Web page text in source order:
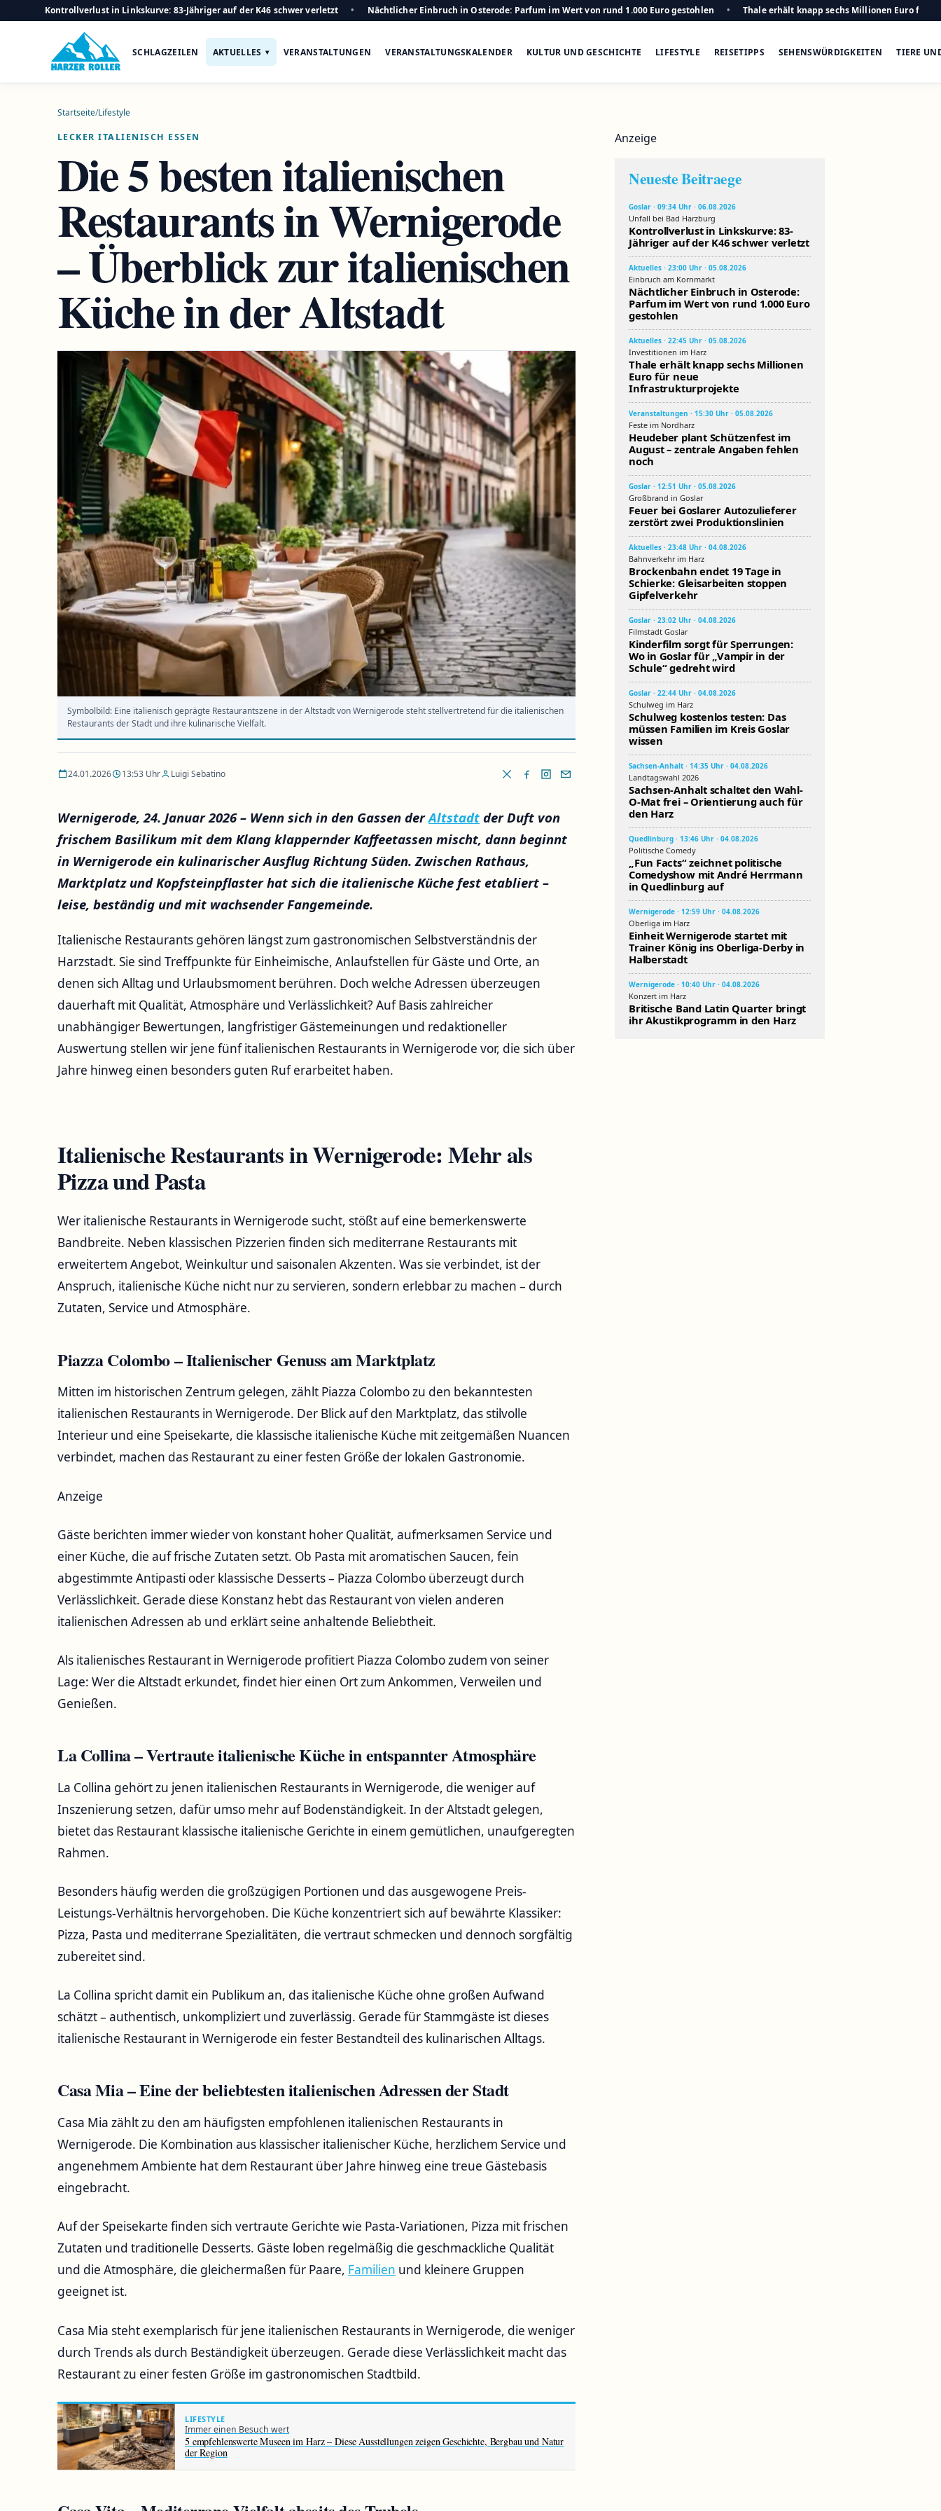
Kontrollverlust in Linkskurve: 83-Jähriger auf der K46 schwer verletzt Nächtlicher Einbruch in Osterode: Parfum im Wert von rund 1.000 Euro gestohlen Thale erhält knapp sechs Millionen Euro für
SCHLAGZEILEN AKTUELLES VERANSTALTUNGEN VERANSTALTUNGSKALENDER KULTUR UND GESCHICHTE LIFESTYLE REISETIPPS SEHENSWÜRDIGKEITEN TIERE
Startseite/Lifestyle
LECKER ITALIENISCH ESSEN
Die 5 besten italienischen
Restaurants in Wernigerode
– Überblick zur italienischen
Küche in der Altstadt
Symbolbild: Eine italienisch geprägte Restaurantszene in der Altstadt von Wernigerode steht stellvertretend für die italienischen
Restaurants der Stadt und ihre kulinarische Vielfalt.
24.01.2026 13:53 Uhr Luigi Sebatino
Wernigerode, 24. Januar 2026 – Wenn sich in den Gassen derAltstadt der Duft von
frischem Basilikum mit dem Klang klappernder Kaffeetassen mischt, dann beginnt
in Wernigerode ein kulinarischer Ausflug Richtung Süden. Zwischen Rathaus,
Marktplatz und Kopfsteinpflaster hat sich die italienische Küche fest etabliert –
leise, beständig und mit wachsender Fangemeinde.
Italienische Restaurants gehören längst zum gastronomischen Selbstverständnis der
Harzstadt. Sie sind Treffpunkte für Einheimische, Anlaufstellen für Gäste und Orte, an
denen sich Alltag und Urlaubsmoment berühren. Doch welche Adressen überzeugen
dauerhaft mit Qualität, Atmosphäre und Verlässlichkeit? Auf Basis zahlreicher
unabhängiger Bewertungen, langfristiger Gästemeinungen und redaktioneller
Auswertung stellen wir jene fünf italienischen Restaurants in Wernigerode vor, die sich über
Jahre hinweg einen besonders guten Ruf erarbeitet haben.
Italienische Restaurants in Wernigerode: Mehr als
Pizza und Pasta
Wer italienische Restaurants in Wernigerode sucht, stößt auf eine bemerkenswerte
Bandbreite. Neben klassischen Pizzerien finden sich mediterrane Restaurants mit
erweitertem Angebot, Weinkultur und saisonalen Akzenten. Was sie verbindet, ist der
Anspruch, italienische Küche nicht nur zu servieren, sondern erlebbar zu machen – durch
Zutaten, Service und Atmosphäre.
Piazza Colombo – Italienischer Genuss am Marktplatz
Mitten im historischen Zentrum gelegen, zählt Piazza Colombo zu den bekanntesten
italienischen Restaurants in Wernigerode. Der Blick auf den Marktplatz, das stilvolle
Interieur und eine Speisekarte, die klassische italienische Küche mit zeitgemäßen Nuancen
verbindet, machen das Restaurant zu einer festen Größe der lokalen Gastronomie.
Anzeige
Gäste berichten immer wieder von konstant hoher Qualität, aufmerksamen Service und
einer Küche, die auf frische Zutaten setzt. Ob Pasta mit aromatischen Saucen, fein
abgestimmte Antipasti oder klassische Desserts – Piazza Colombo überzeugt durch
Verlässlichkeit. Gerade diese Konstanz hebt das Restaurant von vielen anderen
italienischen Adressen ab und erklärt seine anhaltende Beliebtheit.
Als italienisches Restaurant in Wernigerode profitiert Piazza Colombo zudem von seiner
Lage: Wer die Altstadt erkundet, findet hier einen Ort zum Ankommen, Verweilen und
Genießen.
La Collina – Vertraute italienische Küche in entspannter Atmosphäre
La Collina gehört zu jenen italienischen Restaurants in Wernigerode, die weniger auf
Inszenierung setzen, dafür umso mehr auf Bodenständigkeit. In der Altstadt gelegen,
bietet das Restaurant klassische italienische Gerichte in einem gemütlichen, unaufgeregten
Rahmen.
Besonders häufig werden die großzügigen Portionen und das ausgewogene Preis-
Leistungs-Verhältnis hervorgehoben. Die Küche konzentriert sich auf bewährte Klassiker:
Pizza, Pasta und mediterrane Spezialitäten, die vertraut schmecken und dennoch sorgfältig
zubereitet sind.
La Collina spricht damit ein Publikum an, das italienische Küche ohne großen Aufwand
schätzt – authentisch, unkompliziert und zuverlässig. Gerade für Stammgäste ist dieses
italienische Restaurant in Wernigerode ein fester Bestandteil des kulinarischen Alltags.
Casa Mia – Eine der beliebtesten italienischen Adressen der Stadt
Casa Mia zählt zu den am häufigsten empfohlenen italienischen Restaurants in
Wernigerode. Die Kombination aus klassischer italienischer Küche, herzlichem Service und
angenehmem Ambiente hat dem Restaurant über Jahre hinweg eine treue Gästebasis
eingebracht.
Auf der Speisekarte finden sich vertraute Gerichte wie Pasta-Variationen, Pizza mit frischen
Zutaten und traditionelle Desserts. Gäste loben regelmäßig die geschmackliche Qualität
und die Atmosphäre, die gleichermaßen für Paare, Familien und kleinere Gruppen
geeignet ist.
Casa Mia steht exemplarisch für jene italienischen Restaurants in Wernigerode, die weniger
durch Trends als durch Beständigkeit überzeugen. Gerade diese Verlässlichkeit macht das
Restaurant zu einer festen Größe im gastronomischen Stadtbild.
LIFESTYLE
Immer einen Besuch wert
5 empfehlenswerte Museen im Harz – Diese Ausstellungen zeigen Geschichte, Bergbau und Natur
der Region
Anzeige
Neueste Beitraege
Goslar · 09:34 Uhr · 06.08.2026
Unfall bei Bad Harzburg
Kontrollverlust in Linkskurve: 83-
Jähriger auf der K46 schwer verletzt
Aktuelles · 23:00 Uhr · 05.08.2026
Einbruch am Kornmarkt
Nächtlicher Einbruch in Osterode:
Parfum im Wert von rund 1.000 Euro
gestohlen
Aktuelles · 22:45 Uhr · 05.08.2026
Investitionen im Harz
Thale erhält knapp sechs Millionen
Euro für neue
Infrastrukturprojekte
Veranstaltungen · 15:30 Uhr · 05.08.2026
Feste im Nordharz
Heudeber plant Schützenfest im
August – zentrale Angaben fehlen
noch
Goslar · 12:51 Uhr · 05.08.2026
Großbrand in Goslar
Feuer bei Goslarer Autozulieferer
zerstört zwei Produktionslinien
Aktuelles · 23:48 Uhr · 04.08.2026
Bahnverkehr im Harz
Brockenbahn endet 19 Tage in
Schierke: Gleisarbeiten stoppen
Gipfelverkehr
Goslar · 23:02 Uhr · 04.08.2026
Filmstadt Goslar
Kinderfilm sorgt für Sperrungen:
Wo in Goslar für „Vampir in der
Schule“ gedreht wird
Goslar · 22:44 Uhr · 04.08.2026
Schulweg im Harz
Schulweg kostenlos testen: Das
müssen Familien im Kreis Goslar
wissen
Sachsen-Anhalt · 14:35 Uhr · 04.08.2026
Landtagswahl 2026
Sachsen-Anhalt schaltet den Wahl-
O-Mat frei – Orientierung auch für
den Harz
Quedlinburg · 13:46 Uhr · 04.08.2026
Politische Comedy
„Fun Facts“ zeichnet politische
Comedyshow mit André Herrmann
in Quedlinburg auf
Wernigerode · 12:59 Uhr · 04.08.2026
Oberliga im Harz
Einheit Wernigerode startet mit
Trainer König ins Oberliga-Derby in
Halberstadt
Wernigerode · 10:40 Uhr · 04.08.2026
Konzert im Harz
Britische Band Latin Quarter bringt
ihr Akustikprogramm in den Harz